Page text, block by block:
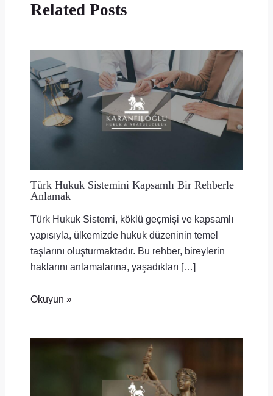
Related Posts
Türk Hukuk Sistemini Kapsamlı Bir Rehberle
Anlamak
Türk Hukuk Sistemi, köklü geçmişi ve kapsamlı
yapısıyla, ülkemizde hukuk düzeninin temel
taşlarını oluşturmaktadır. Bu rehber, bireylerin
haklarını anlamalarına, yaşadıkları […]
Okuyun »